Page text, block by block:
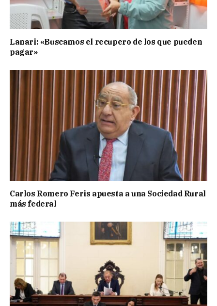
Lanari: «Buscamos el recupero de los que pueden
pagar»
Carlos Romero Feris apuesta a una Sociedad Rural
más federal